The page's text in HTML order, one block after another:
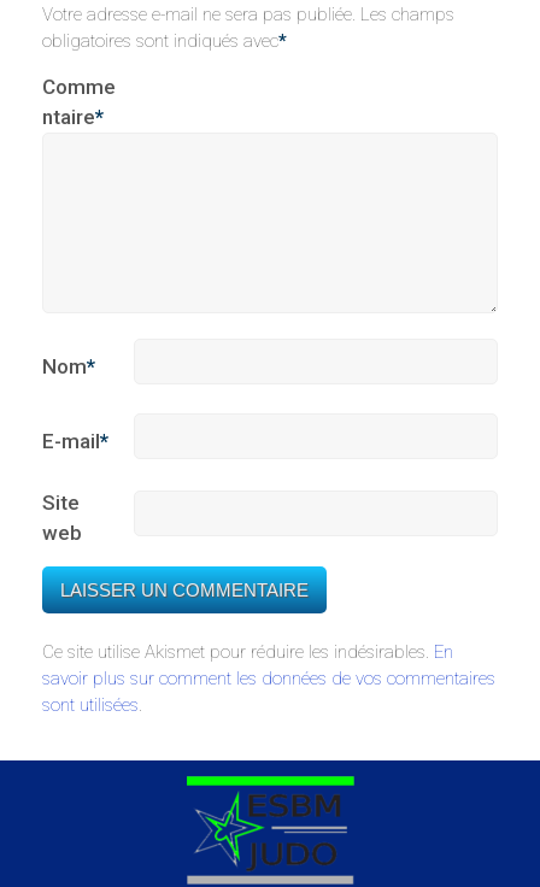
Votre adresse e-mail ne sera pas publiée. Les champs
obligatoires sont indiqués avec*
Comme
ntaire*
Nom*
E-mail*
Site
web
Ce site utilise Akismet pour réduire les indésirables. En
savoir plus sur comment les données de vos commentaires
sont utilisées.